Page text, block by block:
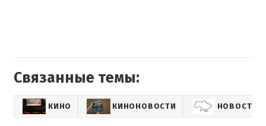
Связанные темы:
КИНО КИНОНОВОСТИ НОВОСТИ